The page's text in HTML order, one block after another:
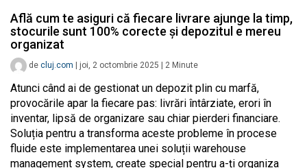
Află cum te asiguri că fiecare livrare ajunge la timp,
stocurile sunt 100% corecte și depozitul e mereu
organizat
de cluj.com joi, 2 octombrie 2025 2 Minute
Atunci când ai de gestionat un depozit plin cu marfă,
provocările apar la fiecare pas: livrări întârziate, erori în
inventar, lipsă de organizare sau chiar pierderi financiare.
Soluția pentru a transforma aceste probleme în procese
fluide este implementarea unei soluții warehouse
management system, create special pentru a-ți organiza